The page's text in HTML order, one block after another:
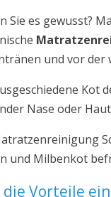
Sie es gewusst?
und vor der
Kot
Nase oder
und Milbenkot
die Vorteile